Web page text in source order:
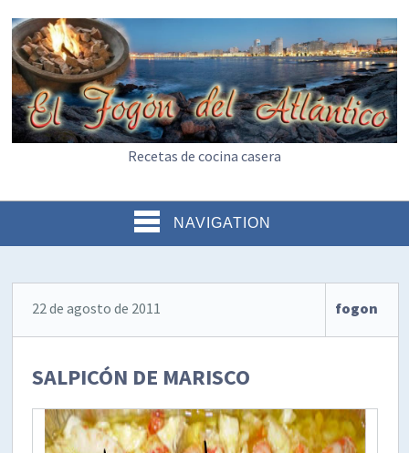
Recetas de cocina casera
NAVIGATION
22 de agosto de 2011 fogon
SALPICÓN DE MARISCO